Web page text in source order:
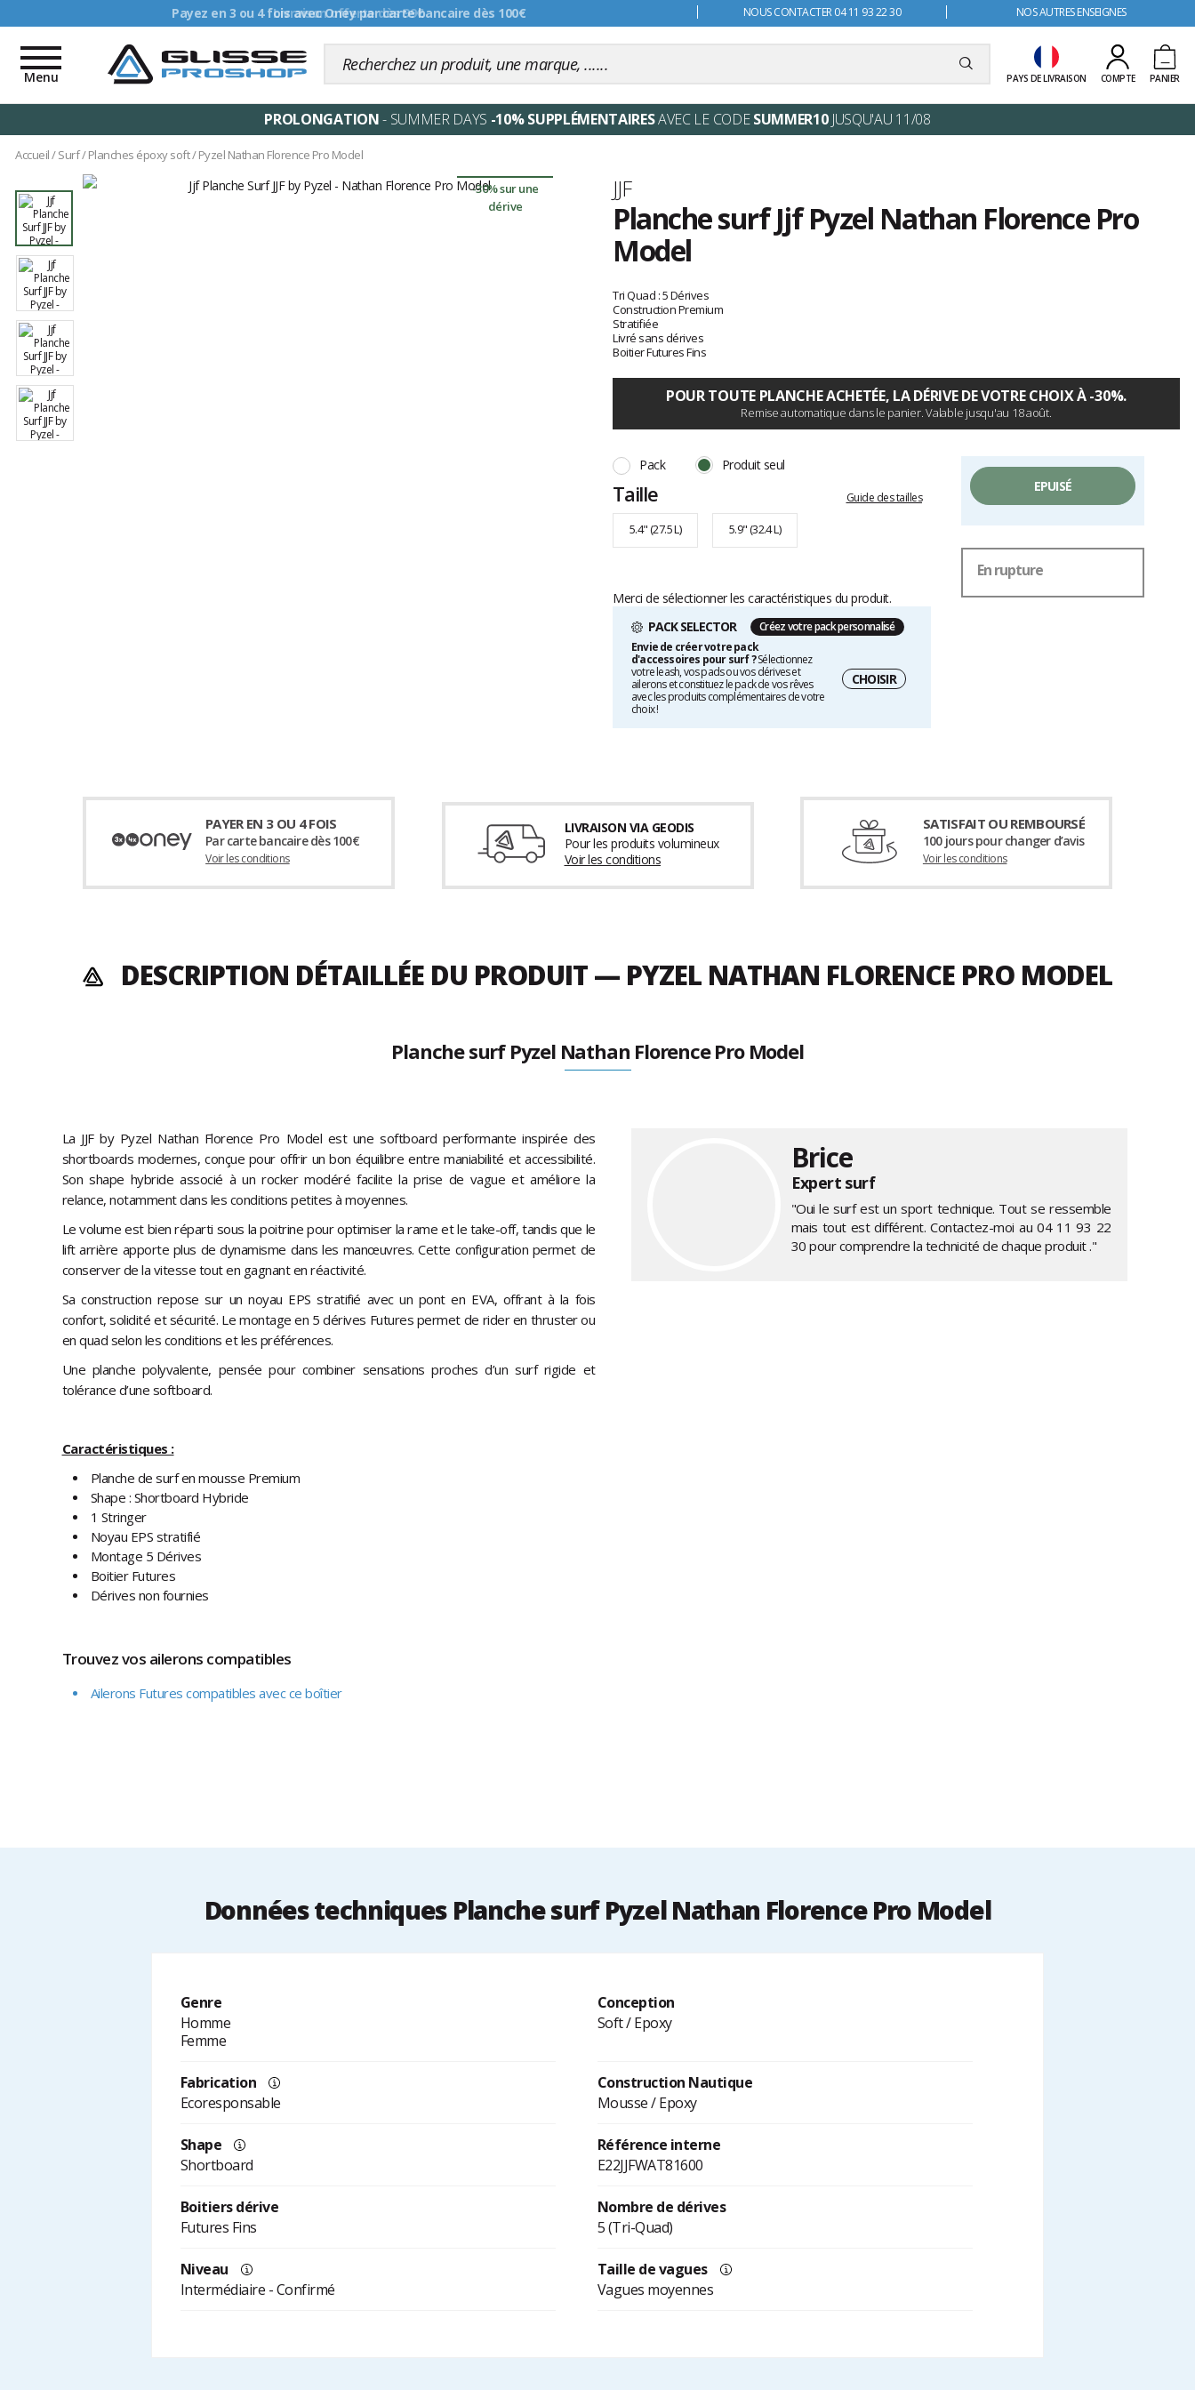
Livraison offerte dès 99€ NOUS CONTACTER 04 11 93 22 30 NOS AUTRES ENSEIGNES
PAYS DE LIVRAISON COMPTE PANIER
Toggle
navigation
Menu
PROLONGATION- SUMMER DAYS -10% SUPPLÉMENTAIRESAVEC LE CODESUMMER10JUSQU'AU 11/08
Accueil/Surf/Planches époxy soft/Pyzel Nathan Florence Pro Model
-30% sur une
dérive
Marque
JJF
Planche surf Jjf Pyzel Nathan Florence Pro
Model
avis
clients
Tri Quad : 5 Dérives
Construction Premium
Stratifiée
Livré sans dérives
Boitier Futures Fins
POUR TOUTE PLANCHE ACHETÉE, LA DÉRIVE DE VOTRE CHOIX À -30%.
Remise automatique dans le panier. Valable jusqu'au 18 août.
Pack Produit seul
Taille Guide des tailles
5.4" (27.5 L) 5.9" (32.4 L)
Merci de sélectionner les caractéristiques du produit.
PACK SELECTOR
Créez votre pack personnalisé
Envie de créer votre pack
d'accessoires pour surf ?Sélectionnez
votre leash, vos pads ou vos dérives et
ailerons et constituez le pack de vos rêves
avec les produits complémentaires de votre
choix !
CHOISIR
EPUISÉ
En rupture
PAYER EN 3 OU 4 FOIS
Par carte bancaire dès 100€
Voir les conditions
LIVRAISON VIA GEODIS
Pour les produits volumineux
Voir les conditions
SATISFAIT OU REMBOURSÉ
100 jours pour changer d’avis
Voir les conditions
DESCRIPTION DÉTAILLÉE DU PRODUIT — PYZEL NATHAN FLORENCE PRO MODEL
Planche surf Pyzel Nathan Florence Pro Model
La JJF by Pyzel Nathan Florence Pro Model est une softboard performante inspirée des
shortboards modernes, conçue pour offrir un bon équilibre entre maniabilité et accessibilité.
Son shape hybride associé à un rocker modéré facilite la prise de vague et améliore la
relance, notamment dans les conditions petites à moyennes.
Le volume est bien réparti sous la poitrine pour optimiser la rame et le take-off, tandis que le
lift arrière apporte plus de dynamisme dans les manœuvres. Cette configuration permet de
conserver de la vitesse tout en gagnant en réactivité.
Sa construction repose sur un noyau EPS stratifié avec un pont en EVA, offrant à la fois
confort, solidité et sécurité. Le montage en 5 dérives Futures permet de rider en thruster ou
en quad selon les conditions et les préférences.
Une planche polyvalente, pensée pour combiner sensations proches d’un surf rigide et
tolérance d’une softboard.
Caractéristiques :
Planche de surf en mousse Premium
Shape : Shortboard Hybride
1 Stringer
Noyau EPS stratifié
Montage 5 Dérives
Boitier Futures
Dérives non fournies
Trouvez vos ailerons compatibles
Ailerons Futures compatibles avec ce boîtier
Brice
Expert surf
"Oui le surf est un sport technique. Tout se ressemble
mais tout est différent. Contactez-moi au04 11 93 22
30 pour comprendre la technicité de chaque produit ."
Données techniques Planche surf Pyzel Nathan Florence Pro Model
Genre
Homme
Femme
Conception
Soft / Epoxy
Fabrication
Ecoresponsable
Construction Nautique
Mousse / Epoxy
Shape
Shortboard
Référence interne
E22JJFWAT81600
Boitiers dérive
Futures Fins
Nombre de dérives
5 (Tri-Quad)
Niveau
Intermédiaire - Confirmé
Taille de vagues
Vagues moyennes